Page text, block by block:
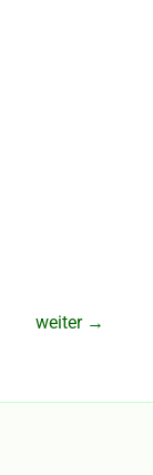
weiter →